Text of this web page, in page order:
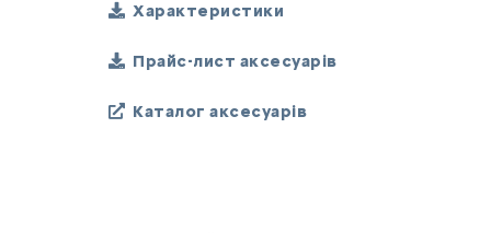
Характеристики
Прайс-лист аксесуарів
Каталог аксесуарів